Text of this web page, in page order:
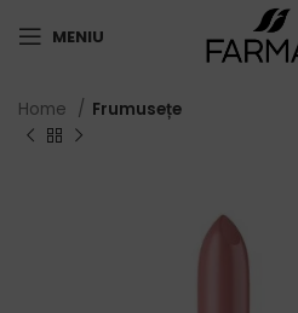
MENIU
Home Frumusețe